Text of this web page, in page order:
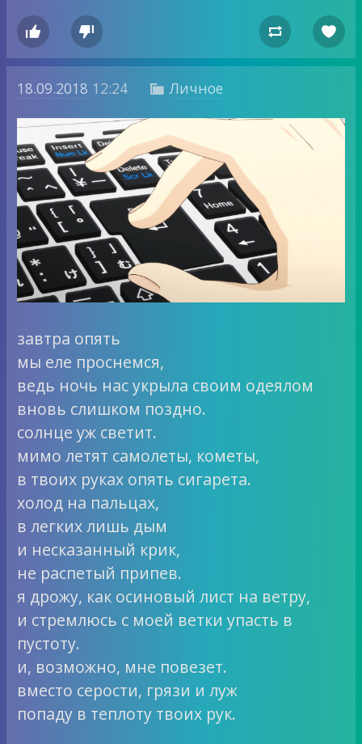
   
18.09.2018 12:24  Личное
завтра опять
мы еле проснемся,
ведь ночь нас укрыла своим одеялом
вновь слишком поздно.
солнце уж светит.
мимо летят самолеты, кометы,
в твоих руках опять сигарета.
холод на пальцах,
в легких лишь дым
и несказанный крик,
не распетый припев.
я дрожу, как осиновый лист на ветру,
и стремлюсь с моей ветки упасть в
пустоту.
и, возможно, мне повезет.
вместо серости, грязи и луж
попаду в теплоту твоих рук.